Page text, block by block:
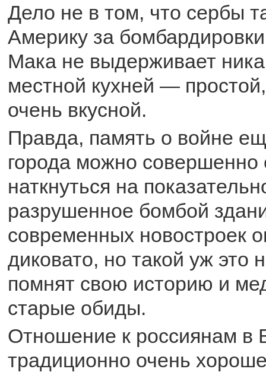
Дело не в том, что сербы
Америку за
Мака не выдерживает
местной кухней —
очень вкусной.
Правда, память о войне
города можно совершенно
наткнуться на
разрушенное бомбой
современных новостроек
диковато, но такой уж
помнят свою историю и
старые обиды.
Отношение к россиянам в
традиционно очень